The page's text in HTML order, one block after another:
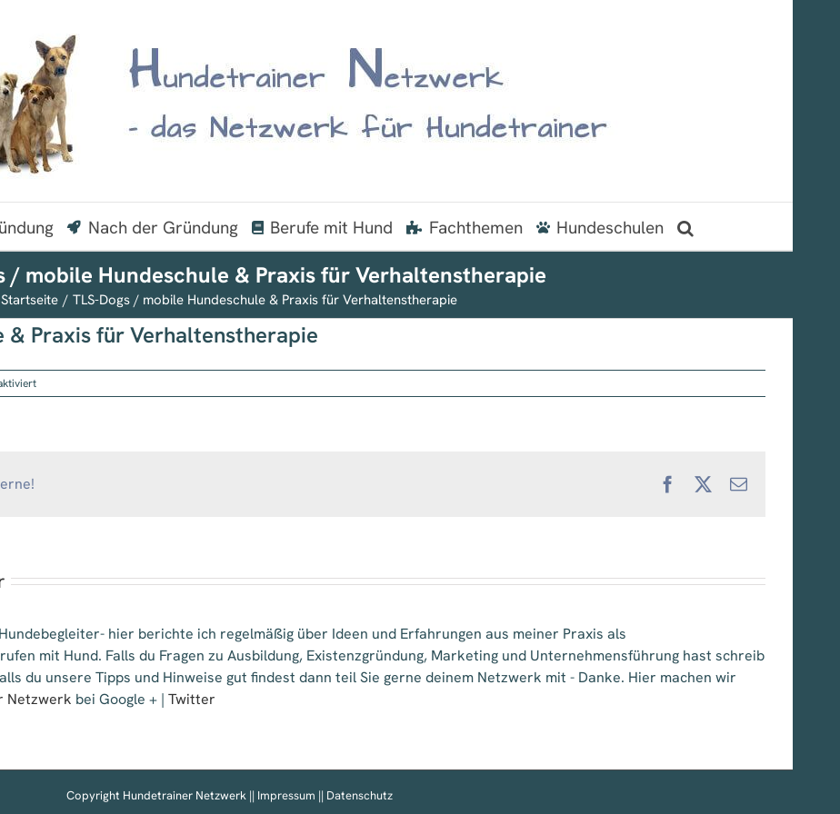
Nach der Gründung Berufe mit Hund Fachthemen Hundeschulen
/ mobile Hundeschule & Praxis für Verhaltenstherapie
Startseite TLS-Dogs / mobile Hundeschule & Praxis für Verhaltenstherapie
& Praxis für Verhaltenstherapie
für
TLS-
FacebookE-
hier berichte ich regelmäßig über Ideen und Erfahrungen aus meiner Praxis als
mit Hund. Falls du Fragen zu Ausbildung, Existenzgründung, Marketing und Unternehmensführung hast schreib
du unsere Tipps und Hinweise gut findest dann teil Sie gerne deinem Netzwerk mit - Danke. Hier machen wir
Netzwerk bei Google + | Twitter
Copyright Hundetrainer Netzwerk || Impressum || Datenschutz